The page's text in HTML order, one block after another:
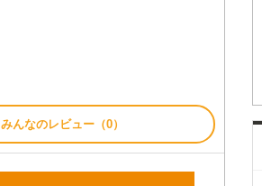
みんなのレビュー（0）